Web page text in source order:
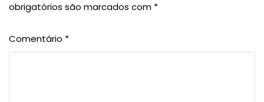
obrigatórios são marcados com *
Comentário *